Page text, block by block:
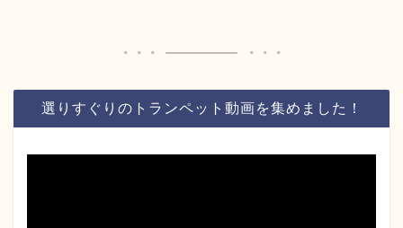
選りすぐりのトランペット動画を集めました！